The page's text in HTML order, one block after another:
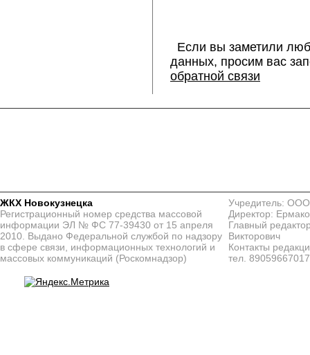
Если вы заметили
данных, просим вас
обратной связи
ЖКХ Новокузнецка
Регистрационный номер средства массовой
информации ЭЛ № ФС 77-39430 от 15 апреля
2010. Выдано Федеральной службой по надзору
в сфере связи, информационных технологий и
массовых коммуникаций (Роскомнадзор)
Учредитель:
Директор:
Главный
Викторович
Контакты
тел. 89059667017